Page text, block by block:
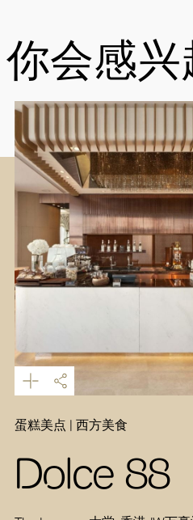
你会感
蛋糕美点 | 西方美食
Dolce 88